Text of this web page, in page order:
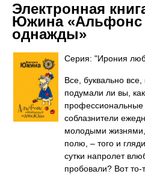
Электронная
Южина «Альфонс
однажды»
Серия: "Ирония
Все, буквально
подумали ли вы,
соблазнители
молодыми
полю, – того и
сутки напролет
пробовали? Вот